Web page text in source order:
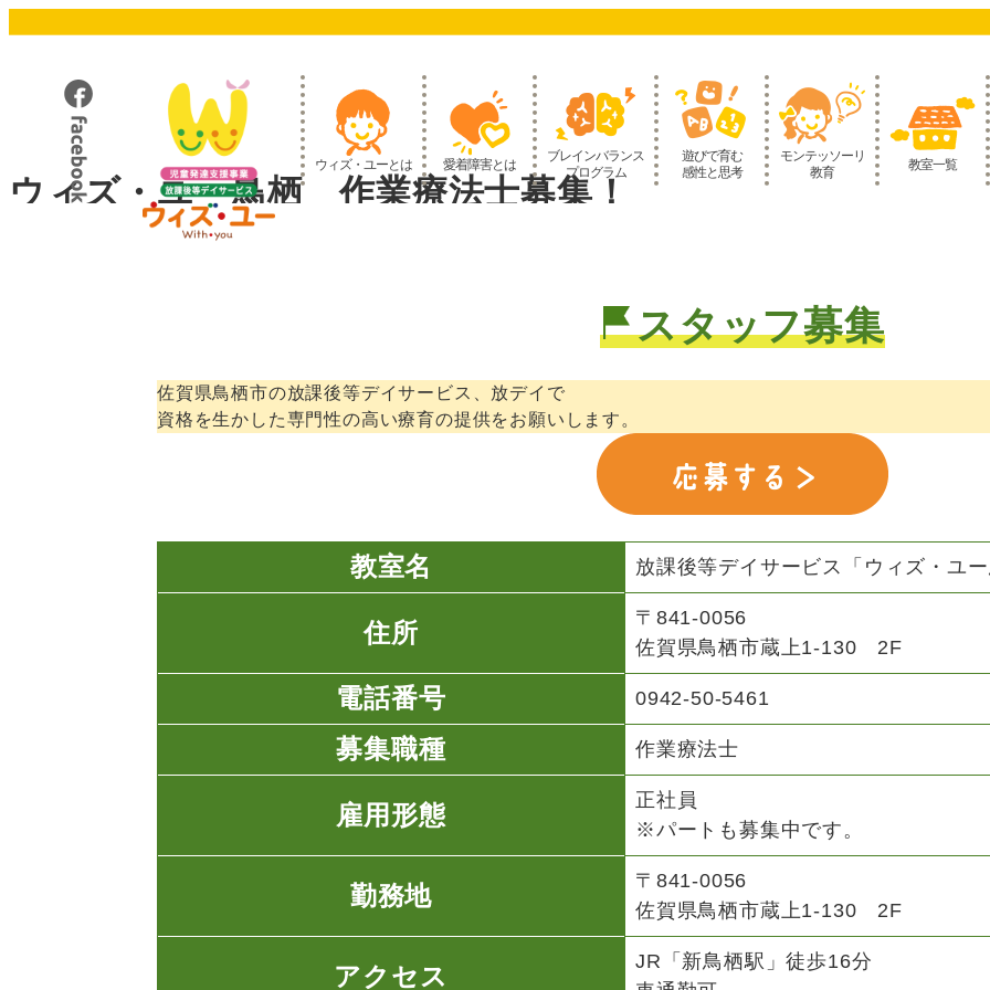
ン
ウィズ・ユーとは 愛着障害とは
ブレインバランス
プログラム
遊びで育む
感性と思考
モンテッソーリ
教育
教室一覧
ウィズ・ユー鳥栖 作業療法士募集！
スタッフ募集
佐賀県鳥栖市の放課後等デイサービス、放デイで
資格を生かした専門性の高い療育の提供をお願いします。
教室名 放課後等デイサービス「ウィズ・ユ
住所
〒841-0056
佐賀県鳥栖市蔵上1-130 2F
電話番号 0942-50-5461
募集職種 作業療法士
雇用形態
正社員
※パートも募集中です。
勤務地
〒841-0056
佐賀県鳥栖市蔵上1-130 2F
アクセス
JR「新鳥栖駅」徒歩16分